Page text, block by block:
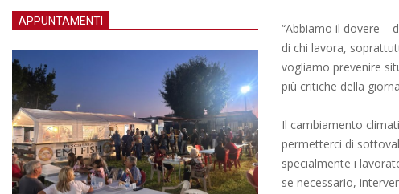
“Abbiamo il dovere –
di chi lavora,
vogliamo prevenire
più critiche della
Il cambiamento
permetterci di
specialmente i
se necessario,
APPUNTAMENTI